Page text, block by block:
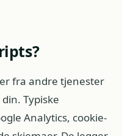
fra andre tjenester
Typiske
Analytics, cookie-